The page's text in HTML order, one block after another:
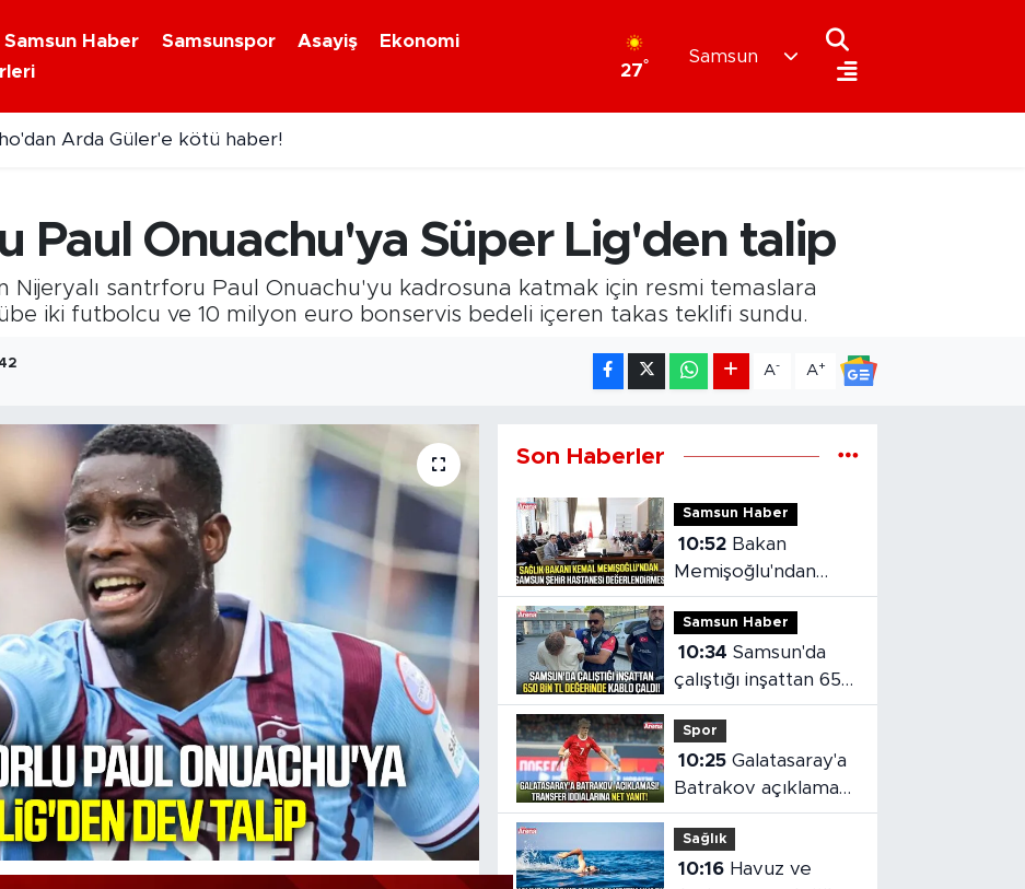
Samsun Haber Samsunspor Asayiş
Ekonomi
27°
Samsun
Arda Güler'e kötü haber!
Paul Onuachu'ya Süper Lig'den talip
Nijeryalı santrforu Paul Onuachu'yu kadrosuna katmak için resmi temaslara
iki futbolcu ve 10 milyon euro bonservis bedeli içeren takas teklifi sundu.
A- A+
Son Haberler
Samsun Haber
10:52
Memişoğlu'ndan
Samsun Şehir
Hastanesi
değerlendirmesi
Samsun Haber
10:34 Samsun'da
çalıştığı inşattan 650
bin TL değerinde
kablo çaldı!
Spor
10:25 Galatasaray'a
Batrakov açıklaması!
Menajerinden
transfer iddialarına
net yanıt
Sağlık
10:16